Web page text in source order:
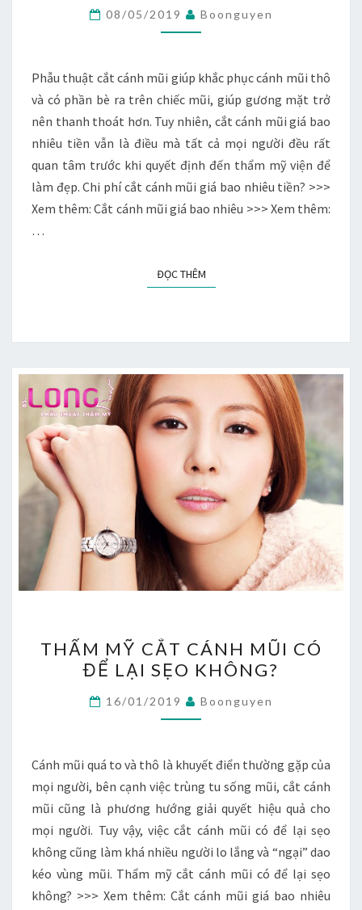
GIÁ
BAO
TIỀN
HIỆN
NAY?
08/05/2019 Boonguyen
Phẫu thuật cắt cánh mũi giúp khắc phục cánh mũi thô
và có phần bè ra trên chiếc mũi, giúp gương mặt trở
nên thanh thoát hơn. Tuy nhiên, cắt cánh mũi giá bao
nhiêu tiền vẫn là điều mà tất cả mọi người đều rất
quan tâm trước khi quyết định đến thẩm mỹ viện để
làm đẹp. Chi phí cắt cánh mũi giá bao nhiêu tiền? >>>
Xem thêm: Cắt cánh mũi giá bao nhiêu >>> Xem thêm:
…
ĐỌC THÊMĐỌC THÊM
MỸ
CẮT
CÁNH
MŨI
ĐỂ
LẠI
SẸO
KHÔNG?
THẨM MỸ CẮT CÁNH MŨI CÓ
ĐỂ LẠI SẸO KHÔNG?
16/01/2019 Boonguyen
Cánh mũi quá to và thô là khuyết điển thường gặp của
mọi người, bên cạnh việc trùng tu sống mũi, cắt cánh
mũi cũng là phương hướng giải quyết hiệu quả cho
mọi người. Tuy vậy, việc cắt cánh mũi có để lại sẹo
không cũng làm khá nhiều người lo lắng và “ngại” dao
kéo vùng mũi. Thẩm mỹ cắt cánh mũi có để lại sẹo
không? >>> Xem thêm: Cắt cánh mũi giá bao nhiêu